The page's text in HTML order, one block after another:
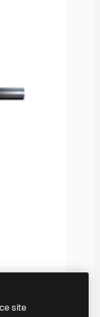
site